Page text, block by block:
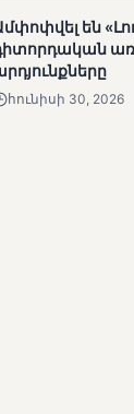
են
հունիսի 30, 2026